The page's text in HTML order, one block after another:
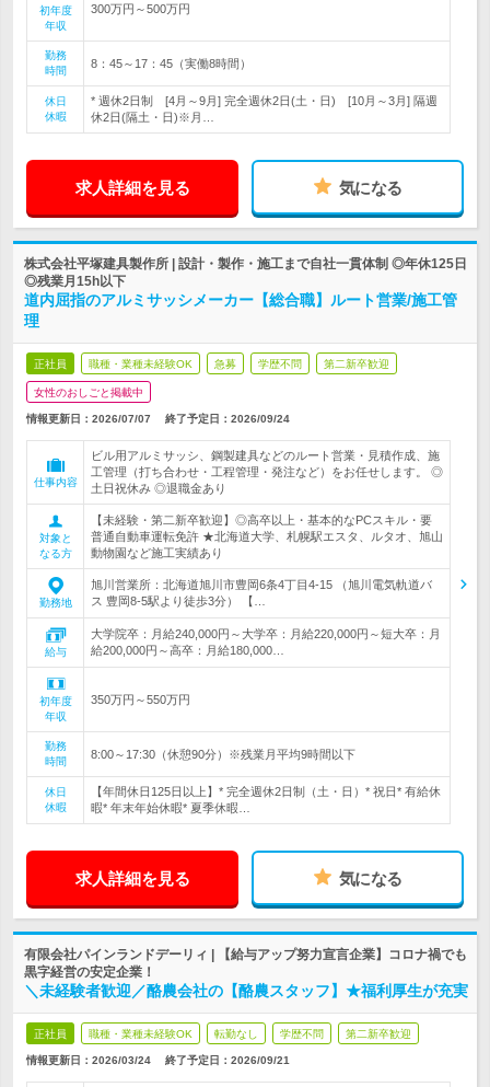
初年度
年収
300万円～500万円
勤務
時間
8：45～17：45（実働8時間）
休日
休暇
* 週休2日制 [4月～9月] 完全週休2日(土・日) [10月～3月] 隔週
休2日(隔土・日)※月…
求人詳細を見る 気になる
株式会社平塚建具製作所 | 設計・製作・施工まで自社一貫体制 ◎年休125日
◎残業月15h以下
道内屈指のアルミサッシメーカー【総合職】ルート営業/施工管
理
正社員 職種・業種未経験OK 急募 学歴不問 第二新卒歓迎
女性のおしごと掲載中
情報更新日：2026/07/07 終了予定日： 2026/09/24
仕事内容
ビル用アルミサッシ、鋼製建具などのルート営業・見積作成、施
工管理（打ち合わせ・工程管理・発注など）をお任せします。 ◎
土日祝休み ◎退職金あり
対象と
なる方
【未経験・第二新卒歓迎】◎高卒以上・基本的なPCスキル・要
普通自動車運転免許 ★北海道大学、札幌駅エスタ、ルタオ、旭山
動物園など施工実績あり
勤務地
旭川営業所：北海道旭川市豊岡6条4丁目4-15 （旭川電気軌道バ
ス 豊岡8-5駅より徒歩3分） 【…
給与
大学院卒：月給240,000円～大学卒：月給220,000円～短大卒：月
給200,000円～高卒：月給180,000…
初年度
年収
350万円～550万円
勤務
時間
8:00～17:30（休憩90分）※残業月平均9時間以下
休日
休暇
【年間休日125日以上】* 完全週休2日制（土・日）* 祝日* 有給休
暇* 年末年始休暇* 夏季休暇…
求人詳細を見る 気になる
有限会社パインランドデーリィ | 【給与アップ努力宣言企業】コロナ禍でも
黒字経営の安定企業！
＼未経験者歓迎／酪農会社の【酪農スタッフ】★福利厚生が充実
正社員 職種・業種未経験OK 転勤なし 学歴不問 第二新卒歓迎
情報更新日：2026/03/24 終了予定日： 2026/09/21